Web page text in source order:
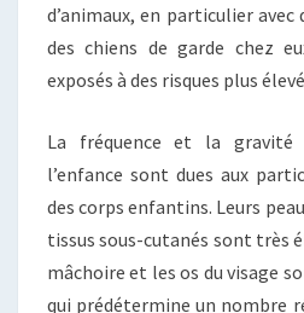
d’animaux, en particulier avec
des chiens de garde chez
exposés à des risques plus
La fréquence et la gravité
l’enfance sont dues aux
des corps enfantins. Leurs
tissus sous-cutanés sont très
mâchoire et les os du visage
qui prédétermine un nombre